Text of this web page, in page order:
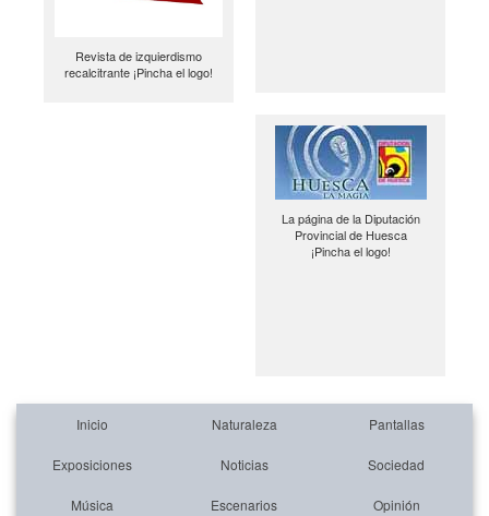
Revista de izquierdismo
recalcitrante ¡Pincha el logo!
La página de la Diputación
Provincial de Huesca
¡Pincha el logo!
Inicio Naturaleza Pantallas
Exposiciones Noticias Sociedad
Música Escenarios Opinión